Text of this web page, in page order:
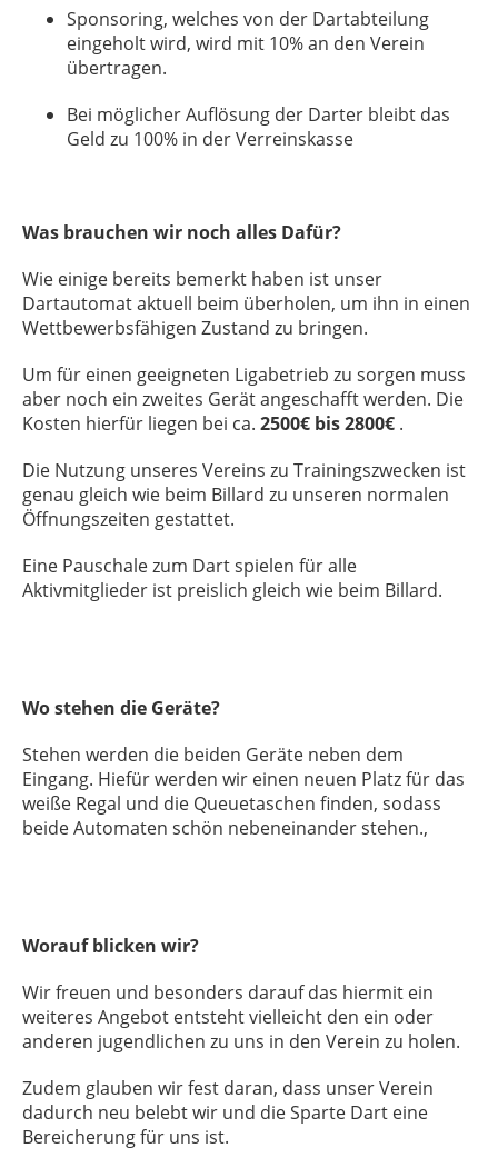
Sponsoring, welches von der Dartabteilung
eingeholt wird, wird mit 10% an den Verein
übertragen.
Bei möglicher Auflösung der Darter bleibt das
Geld zu 100% in der Verreinskasse
Was brauchen wir noch alles Dafür?
Wie einige bereits bemerkt haben ist unser
Dartautomat aktuell beim überholen, um ihn in einen
Wettbewerbsfähigen Zustand zu bringen.
Um für einen geeigneten Ligabetrieb zu sorgen muss
aber noch ein zweites Gerät angeschafft werden. Die
Kosten hierfür liegen bei ca. 2500€ bis 2800€ .
Die Nutzung unseres Vereins zu Trainingszwecken ist
genau gleich wie beim Billard zu unseren normalen
Öffnungszeiten gestattet.
Eine Pauschale zum Dart spielen für alle
Aktivmitglieder ist preislich gleich wie beim Billard.
Wo stehen die Geräte?
Stehen werden die beiden Geräte neben dem
Eingang. Hiefür werden wir einen neuen Platz für das
weiße Regal und die Queuetaschen finden, sodass
beide Automaten schön nebeneinander stehen.,
Worauf blicken wir?
Wir freuen und besonders darauf das hiermit ein
weiteres Angebot entsteht vielleicht den ein oder
anderen jugendlichen zu uns in den Verein zu holen.
Zudem glauben wir fest daran, dass unser Verein
dadurch neu belebt wir und die Sparte Dart eine
Bereicherung für uns ist.